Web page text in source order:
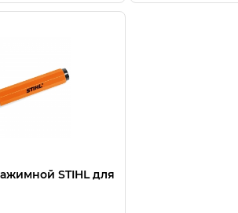
STIHL для